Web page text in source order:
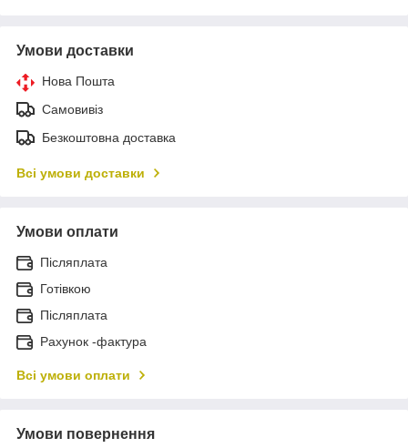
Умови доставки
Нова Пошта
Самовивіз
Безкоштовна доставка
Всі умови доставки
Умови оплати
Післяплата
Готівкою
Післяплата
Рахунок -фактура
Всі умови оплати
Умови повернення